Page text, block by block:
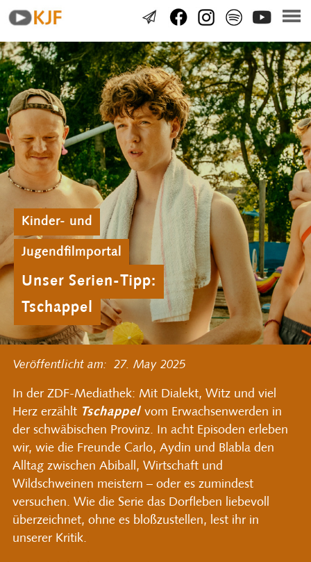
Kinder- und
Jugendfilmportal
Unser Serien-Tipp:
Tschappel
Veröffentlicht am: 27.May2025
In der ZDF-Mediathek: Mit Dialekt, Witz und viel
Herz erzählt Tschappelvom Erwachsenwerden in
der schwäbischen Provinz. In acht Episoden erleben
wir, wie die Freunde Carlo, Aydin und Blabla den
Alltag zwischen Abiball, Wirtschaft und
Wildschweinen meistern – oder es zumindest
versuchen. Wie die Serie das Dorfleben liebevoll
überzeichnet, ohne es bloßzustellen, lest ihr in
unserer Kritik.